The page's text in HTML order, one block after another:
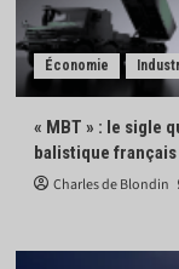
Économie
« MBT » : le sigle
balistique français
Charles de Blondin